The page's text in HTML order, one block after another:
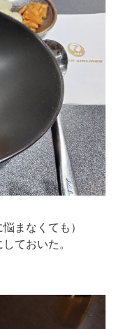
まなくても）
ておいた。